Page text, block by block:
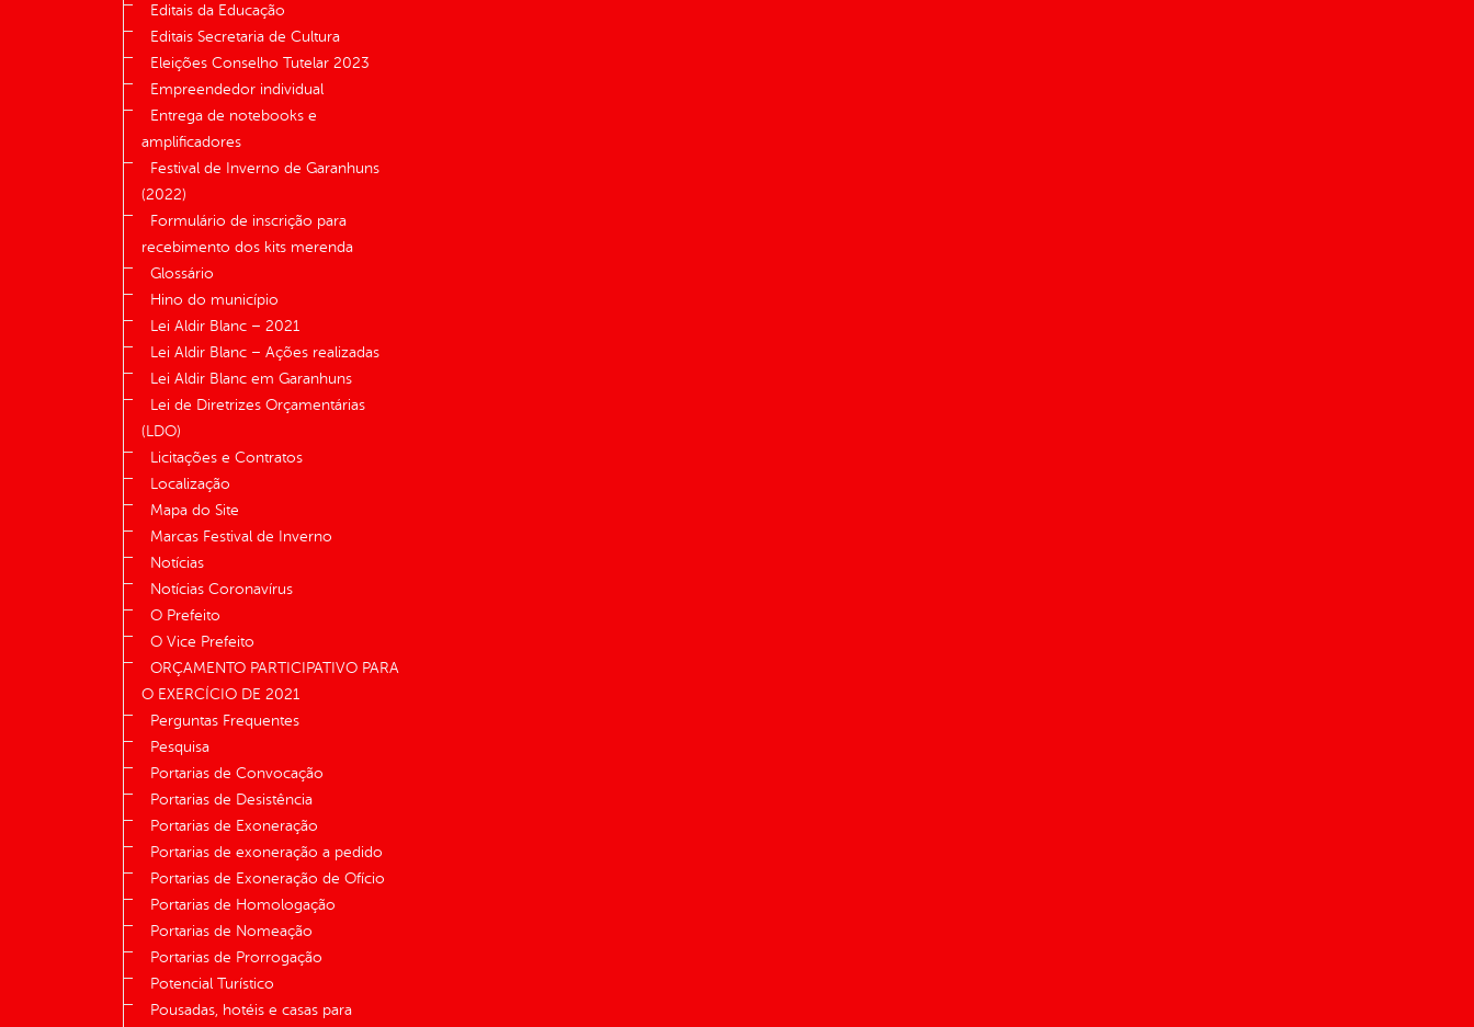
Editais da Educação
Editais Secretaria de Cultura
Eleições Conselho Tutelar 2023
Empreendedor individual
Entrega de notebooks e
amplificadores
Festival de Inverno de Garanhuns
(2022)
Formulário de inscrição para
recebimento dos kits merenda
Glossário
Hino do município
Lei Aldir Blanc – 2021
Lei Aldir Blanc – Ações realizadas
Lei Aldir Blanc em Garanhuns
Lei de Diretrizes Orçamentárias
(LDO)
Licitações e Contratos
Localização
Mapa do Site
Marcas Festival de Inverno
Notícias
Notícias Coronavírus
O Prefeito
O Vice Prefeito
ORÇAMENTO PARTICIPATIVO PARA
O EXERCÍCIO DE 2021
Perguntas Frequentes
Pesquisa
Portarias de Convocação
Portarias de Desistência
Portarias de Exoneração
Portarias de exoneração a pedido
Portarias de Exoneração de Ofício
Portarias de Homologação
Portarias de Nomeação
Portarias de Prorrogação
Potencial Turístico
Pousadas, hotéis e casas para